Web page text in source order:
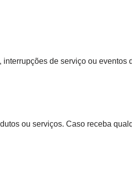
de serviço ou eventos
ou serviços. Caso receba